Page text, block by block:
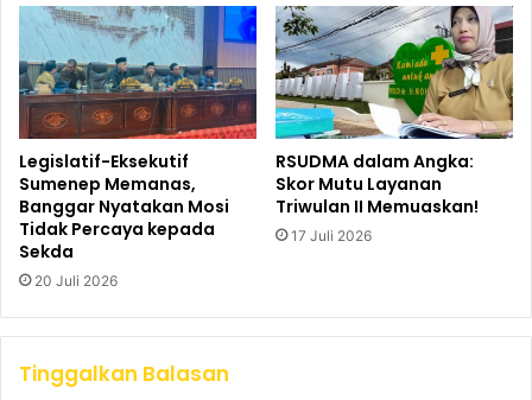
Legislatif-Eksekutif
Sumenep Memanas,
Banggar Nyatakan Mosi
Tidak Percaya kepada
Sekda
20 Juli 2026
RSUDMA dalam Angka:
Skor Mutu Layanan
Triwulan II Memuaskan!
17 Juli 2026
Tinggalkan Balasan